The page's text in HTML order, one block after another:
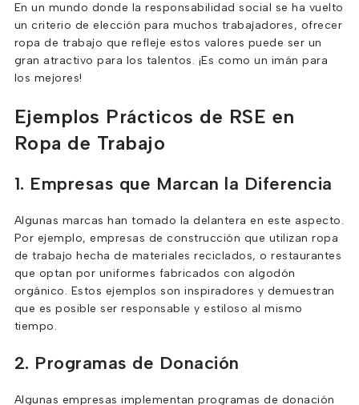
En un mundo donde la responsabilidad social se ha vuelto
un criterio de elección para muchos trabajadores, ofrecer
ropa de trabajo que refleje estos valores puede ser un
gran atractivo para los talentos. ¡Es como un imán para
los mejores!
Ejemplos Prácticos de RSE en
Ropa de Trabajo
1. Empresas que Marcan la Diferencia
Algunas marcas han tomado la delantera en este aspecto.
Por ejemplo, empresas de construcción que utilizan ropa
de trabajo hecha de materiales reciclados, o restaurantes
que optan por uniformes fabricados con algodón
orgánico. Estos ejemplos son inspiradores y demuestran
que es posible ser responsable y estiloso al mismo
tiempo.
2. Programas de Donación
Algunas empresas implementan programas de donación